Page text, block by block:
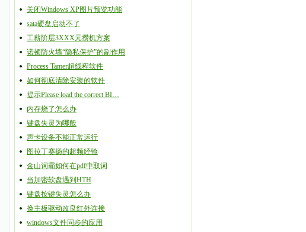
关闭Windows XP图片预览功能
sata硬盘启动不了
工薪阶层3XXX元攒机方案
诺顿防火墙“隐私保护”的副作用
Process Tamer超线程软件
如何彻底清除安装的软件
提示Please load the correct BI…
内存烧了怎么办
键盘失灵为哪般
声卡设备不能正常运行
图拉丁赛扬的超频经验
金山词霸如何在pdf中取词
当加密软盘遇到HTH
键盘按键失灵怎么办
换主板驱动改良红外连接
windows文件同步的应用